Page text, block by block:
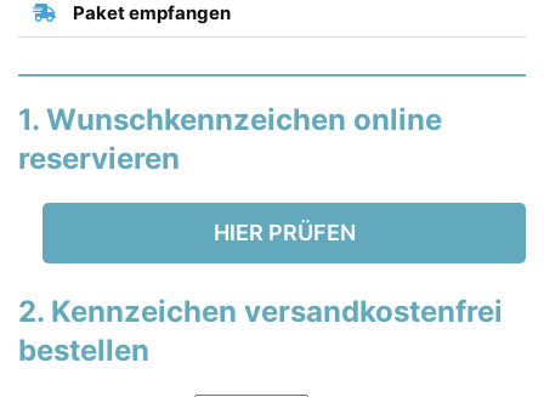
Paket empfangen
1. Wunschkennzeichen online
reservieren
HIER PRÜFEN
2. Kennzeichen versandkostenfrei
bestellen